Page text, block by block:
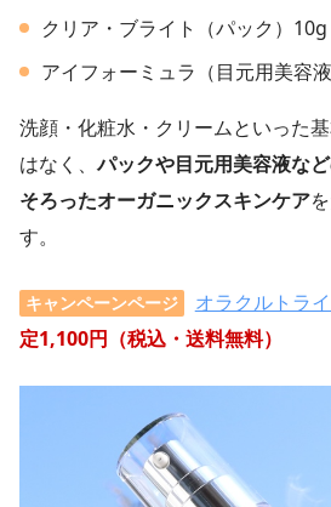
クリア・ブライト（パック）10g
アイフォーミュラ（目元用美容
洗顔・化粧水・クリームといった
はなく、パックや目元用美容液な
そろったオーガニックスキンケア
す。
キャンペーンページ オラクルトラ
定1,100円（税込・送料無料）